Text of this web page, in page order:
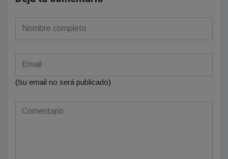
(Su email no será publicado)